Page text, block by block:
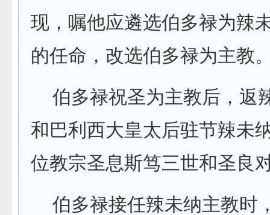
现，嘱他应遴选伯多禄为辣
的任命，改选伯多禄为主教
伯多禄祝圣为主教后，返
和巴利西大皇太后驻节辣未
位教宗圣息斯笃三世和圣良
伯多禄接任辣未纳主教时